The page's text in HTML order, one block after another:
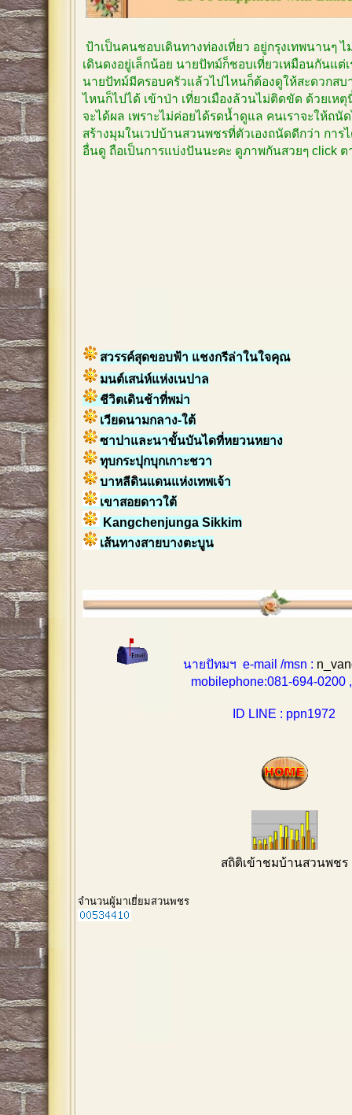
ป้าเป็นคนชอบเดินทางท่องเที่ยว อยู่กรุงเทพนานๆ
เดินดงอยู่เล็กน้อย นายปัทม์ก็ชอบเที่ยวเหมือนกันแต่
นายปัทม์มีครอบครัวแล้วไปไหนก็ต้องดูให้สะดวกส
ไหนก็ไปได้ เข้าป่า เที่ยวเมืองล้วนไม่ติดขัด ด้วยเห
จะได้ผล เพราะไม่ค่อยได้รดน้ำดูแล คนเราจะให้ถนั
สร้างมุมในเวปบ้านสวนพชรที่ตัวเองถนัดดีกว่า การ
อื่นดู ถือเป็นการแบ่งปันนะคะ ดูภาพกันสวยๆ click ต
สวรรค์สุดขอบฟ้า แชงกรีล่าในใจคุณ
มนต์เสน่ห์แห่งเนปาล
ชีวิตเดินช้าที่พม่า
เวียดนามกลาง-ใต้
ซาปาและนาขั้นบันไดที่หยวนหยาง
ทุบกระปุกบุกเกาะชวา
บาหลีดินแดนแห่งเทพเจ้า
เขาสอยดาวใต้
Kangchenjunga Sikkim
เส้นทางสายบางตะบูน
นายปัทมฯ e-mail /msn :
mobilephone:081-694-0200 ,
ID LINE : ppn1972
สถิติเข้าชมบ้านสวนพชร
จำนวนผู้มาเยี่ยมสวนพชร